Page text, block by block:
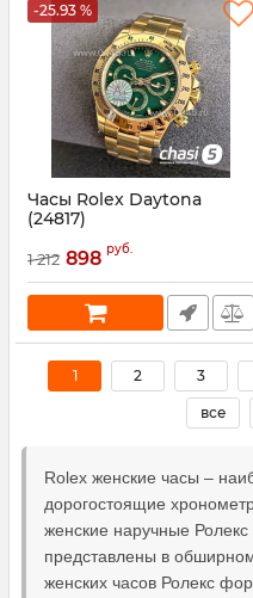
-25.93 %
Часы Rolex Daytona
(24817)
24817
1 212 898 руб.
1 2 3
все
Rolex женские часы –
дорогостоящие
женские наручные Ролекс
представлены в
женских часов Ролекс